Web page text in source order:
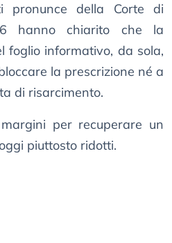
pronunce della Corte di
hanno chiarito che la
foglio informativo, da sola,
la prescrizione né a
di risarcimento.
per recuperare un
piuttosto ridotti.